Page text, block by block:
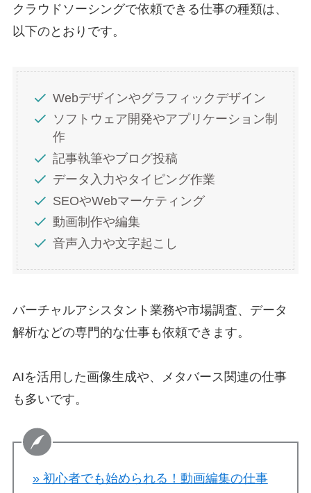
クラウドソーシングで依頼できる仕事の種類は、
以下のとおりです。
Webデザインやグラフィックデザイン
ソフトウェア開発やアプリケーション制
作
記事執筆やブログ投稿
データ入力やタイピング作業
SEOやWebマーケティング
動画制作や編集
音声入力や文字起こし
バーチャルアシスタント業務や市場調査、データ
解析などの専門的な仕事も依頼できます。
AIを活用した画像生成や、メタバース関連の仕事
も多いです。
» 初心者でも始められる！動画編集の仕事